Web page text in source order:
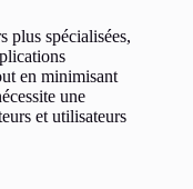
plus spécialisées,
en minimisant
une
et utilisateurs